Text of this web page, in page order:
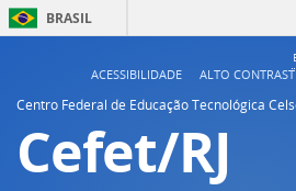
BRASIL
ACESSIBILIDADE ALTO
Centro Federal de Educação Tecnológica
Cefet/RJ